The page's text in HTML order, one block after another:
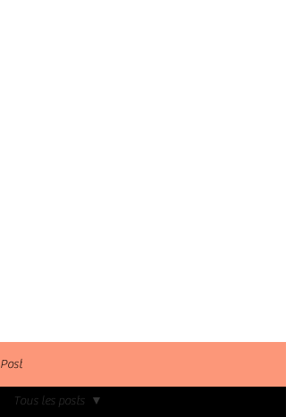
Post
Tous les posts